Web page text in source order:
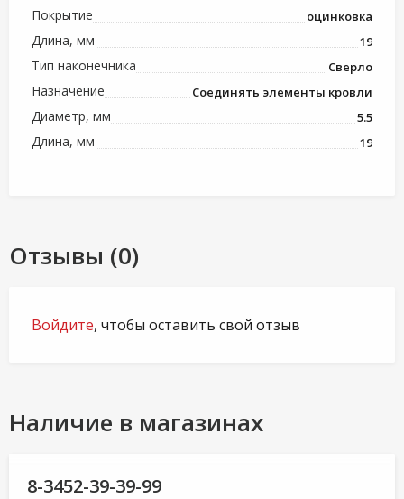
Покрытие оцинковка
Длина, мм 19
Тип наконечника Сверло
Назначение Соединять элементы кровли
Диаметр, мм 5.5
Длина, мм 19
Отзывы (0)
Войдите, чтобы оставить свой отзыв
Наличие в магазинах
8-3452-39-39-99